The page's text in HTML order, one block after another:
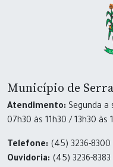
Município de
Atendimento: Segunda
07h30 às 11h30 / 13h30 às
Telefone: (45) 3236-8300
Ouvidoria: (45) 3236-8383